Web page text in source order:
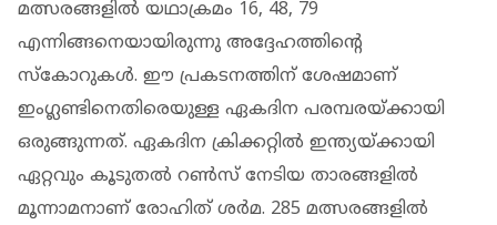
മത്സരങ്ങളില്‍ യഥാക്രമം 16, 48, 79
എന്നിങ്ങനെയായിരുന്നു അദ്ദേഹത്തിന്റെ
സ്‌കോറുകള്‍. ഈ പ്രകടനത്തിന് ശേഷമാണ്
ഇംഗ്ലണ്ടിനെതിരെയുള്ള ഏകദിന പരമ്പരയ്ക്കായി
ഒരുങ്ങുന്നത്. ഏകദിന ക്രിക്കറ്റില്‍ ഇന്ത്യയ്ക്കായി
ഏറ്റവും കൂടുതല്‍ റണ്‍സ് നേടിയ താരങ്ങളില്‍
മൂന്നാമനാണ് രോഹിത് ശര്‍മ. 285 മത്സരങ്ങളില്‍